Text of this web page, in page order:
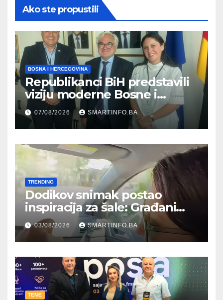
Ako ste propustili
BOSNA I HERCEGOVINA
Republikanci BiH predstavili
viziju moderne Bosne i
Hercegovine ambasadoru
Njemačke
07/08/2026 SMARTINFO.BA
TRENDING
Dodikov snimak postao
inspiracija za šale: Građani
kroz parodiju poslali poruku
03/08/2026 SMARTINFO.BA
TEME